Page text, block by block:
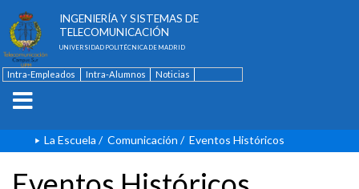
INGENIERÍA Y SISTEMAS DE
TELECOMUNICACIÓN
UNIVERSIDAD POLITÉCNICA DE MADRID
Intra-Empleados Intra-Alumnos
Noticias
La Escuela / Comunicación / Eventos Históricos